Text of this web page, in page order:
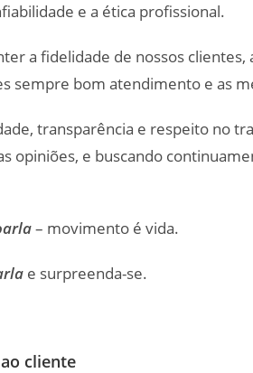
e a ética profissional.
a fidelidade de nossos
sempre bom atendimento e as
transparência e respeito no
opiniões, e buscando
– movimento é vida.
e surpreenda-se.
cliente